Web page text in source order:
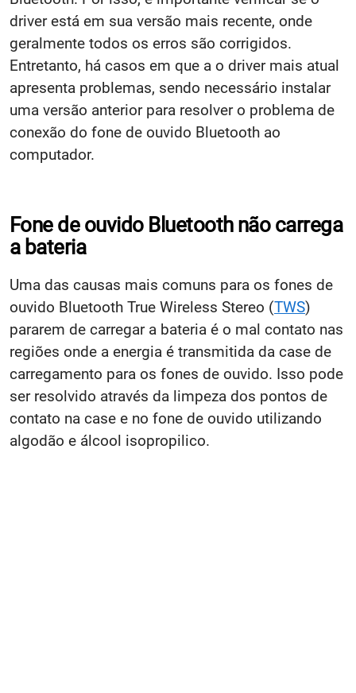
driver está em sua versão mais recente, onde
geralmente todos os erros são corrigidos.
Entretanto, há casos em que a o driver mais atual
apresenta problemas, sendo necessário instalar
uma versão anterior para resolver o problema de
conexão do fone de ouvido Bluetooth ao
computador.
Fone de ouvido Bluetooth não carrega
a bateria
Uma das causas mais comuns para os fones de
ouvido Bluetooth True Wireless Stereo (TWS)
pararem de carregar a bateria é o mal contato nas
regiões onde a energia é transmitida da case de
carregamento para os fones de ouvido. Isso pode
ser resolvido através da limpeza dos pontos de
contato na case e no fone de ouvido utilizando
algodão e álcool isopropilico.